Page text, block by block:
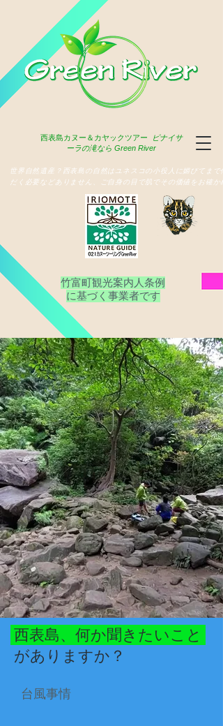
西表島カヌー＆カヤックツアー
ピナイサ
ーラの滝なら Green River
竹富町観光案内人条例
​に基づく事業者です
世界自然遺産？西表島の自然はユネスコの小役人に媚びてまで
だく必要などありません、ご自身の目で肌でその価値をお確か
​西表島、何か聞きたいこと
がありますか？
​台風事情